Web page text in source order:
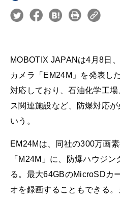
MOBOTIX JAPANは4月8日
カメラ「EM24M」を発表し
対応しており、石油化学工
ス関連施設など、防爆対応
いう。
EM24Mは、同社の300万画
「M24M」に、防爆ハウジ
る。最大64GBのMicroSDカ
オを録画することもできる。